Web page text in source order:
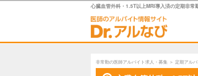
心臓血管外科・1.5T以上MRI導入済の定期非常
非常勤の医師アルバイト求人・募集 ＞ 定期アル